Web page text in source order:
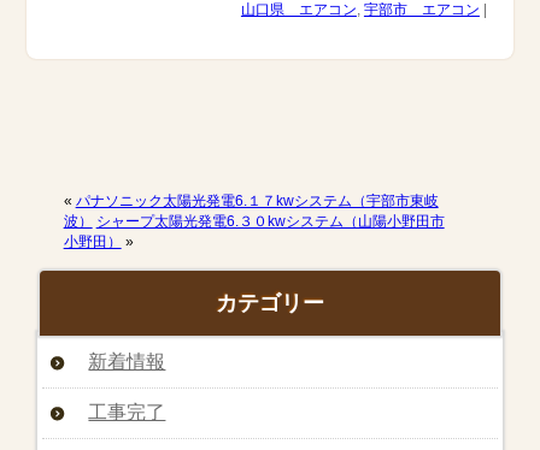
山口県 エアコン, 宇部市 エアコン
« パナソニック太陽光発電6.１７kwシステム（宇部市東岐
波）
シャープ太陽光発電6.３０kwシステム（山陽小野田市
小野田）
»
カテゴリー
新着情報
工事完了